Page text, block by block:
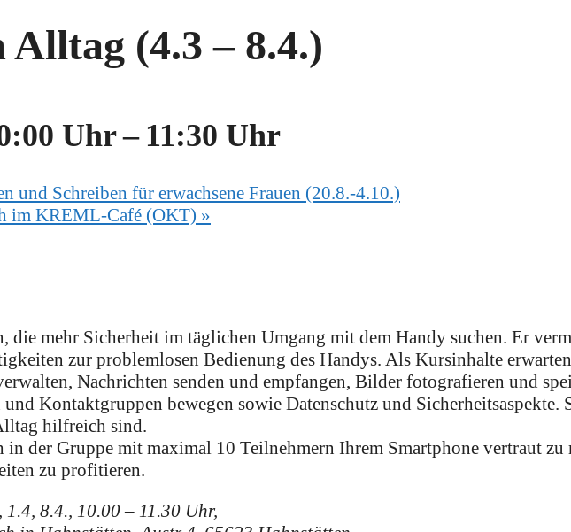
(4.3 – 8.4.)
Uhr– 11:30 Uhr
und Schreiben für erwachsene Frauen (20.8.-4.10.)
im KREML-Café (OKT) »
die mehr Sicherheit im täglichen Umgang mit dem Handy suchen. Er
zur problemlosen Bedienung des Handys. Als Kursinhalte
Nachrichten senden und empfangen, Bilder fotografieren und
Kontaktgruppen bewegen sowie Datenschutz und Sicherheitsaspekte.
hilfreich sind.
in der Gruppe mit maximal 10 Teilnehmern Ihrem Smartphone vertraut zu
zu profitieren.
8.4., 10.00 – 11.30 Uhr,